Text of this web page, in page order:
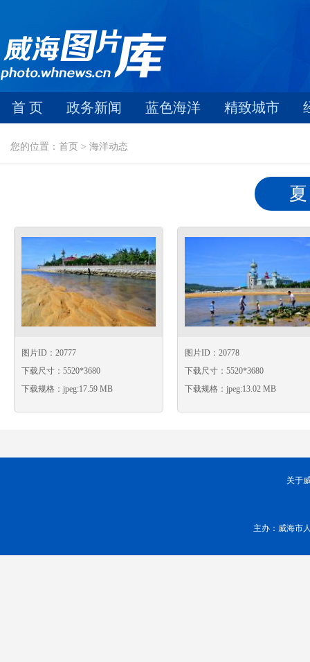
首 页 政务新闻 蓝色海洋 精致城市
您的位置：首页 > 海洋动态
图片ID：20777
下载尺寸：5520*3680
下载规格：jpeg:17.59 MB
图片ID：20778
下载尺寸：5520*3680
下载规格：jpeg:13.02 MB
关于
主办：威海市